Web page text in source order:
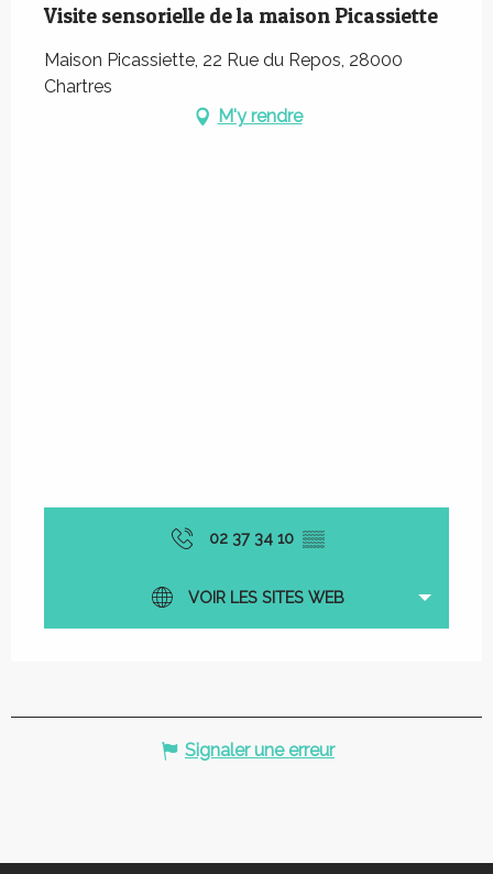
Visite sensorielle de la maison Picassiette
Maison Picassiette, 22 Rue du Repos, 28000
Chartres
M'y rendre
02 37 34 10 ▒▒
VOIR LES SITES WEB
Signaler une erreur